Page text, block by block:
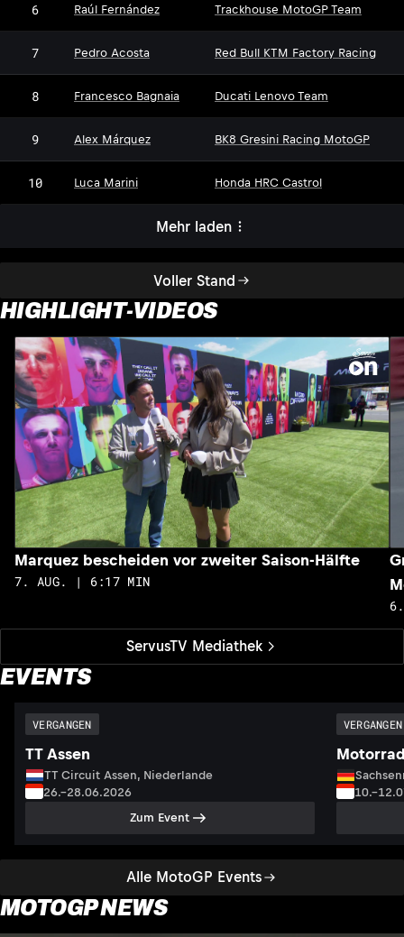
Voller Stand
6 Raúl Fernández Trackhouse MotoGP Team
7 Pedro Acosta Red Bull KTM Factory Racing
8 Francesco Bagnaia Ducati Lenovo Team
9 Alex Márquez BK8 Gresini Racing MotoGP
10 Luca Marini Honda HRC Castrol
Mehr laden
HIGHLIGHT-VIDEOS
ServusTV Mediathek
Marquez bescheiden vor zweiter Saison-Hälfte
7. AUG. | 6:17 MIN
EVENTS
Alle MotoGP Events
VERGANGEN
TT Assen
TT Circuit Assen, Niederlande
26.–28.06.2026
Zum Event
VERGANGEN
MOTOGP NEWS